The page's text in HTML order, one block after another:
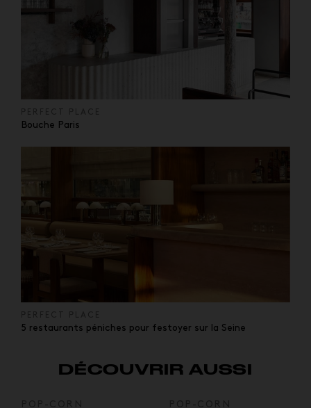
Bouche Paris
5 restaurants péniches pour festoyer sur la Seine
DÉCOUVRIR AUSSI